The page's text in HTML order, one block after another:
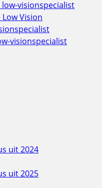
visionspecialist
Vision
visionspecialist
uit 2024
uit 2025